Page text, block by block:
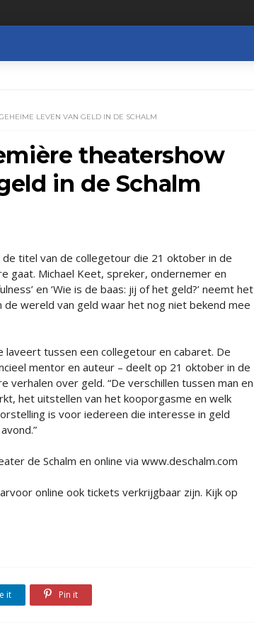
LEVEN VAN GELD IN DE SCHALM
theatershow
in de Schalm
titel van de collegetour die 21 oktober in de
gaat. Michael Keet, spreker, ondernemer en
en ‘Wie is de baas: jij of het geld?’ neemt het
wereld van geld waar het nog niet bekend mee
laveert tussen een collegetour en cabaret. De
mentor en auteur – deelt op 21 oktober in de
verhalen over geld. “De verschillen tussen man en
het uitstellen van het kooporgasme en welk
is voor iedereen die interesse in geld
de Schalm en online via www.deschalm.com
online ook tickets verkrijgbaar zijn. Kijk op
it Pin it